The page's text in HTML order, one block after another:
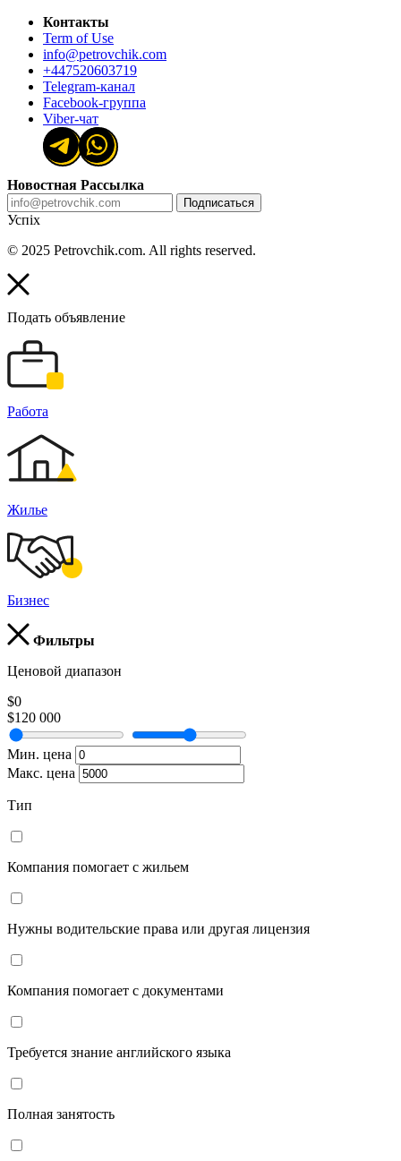
Контакты
Term of Use
info@petrovchik.com
+447520603719
Telegram-канал
Facebook-группа
Viber-чат
Новостная Рассылка
Подписаться
Успіх
© 2025 Petrovchik.com. All rights reserved.
Подать объявление
Работа
Жилье
Бизнес
Фильтры
Ценовой диапазон
$0
$120 000
Мин. цена
Макс. цена
Тип
Компания помогает с жильем
Нужны водительские права или другая лицензия
Компания помогает с документами
Требуется знание английского языка
Полная занятость